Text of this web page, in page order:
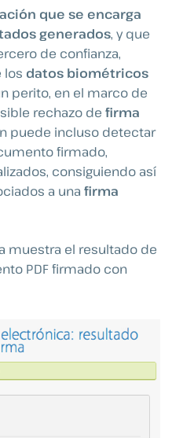
que se encarga
generados, y que
de confianza,
los datos biométricos
perito, en el marco de
rechazo de firma
puede incluso detectar
firmado,
consiguiendo así
a una firma
muestra el resultado de
PDF firmado con